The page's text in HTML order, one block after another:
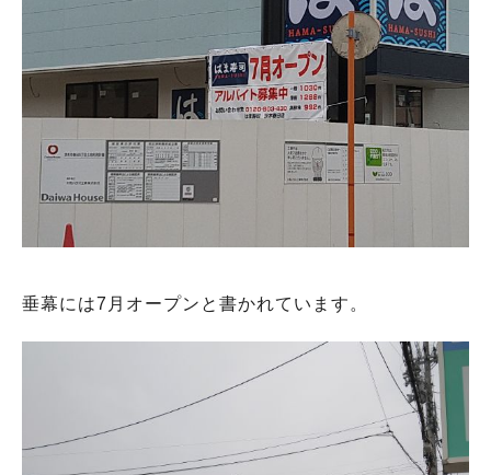
垂幕には7月オープンと書かれています。